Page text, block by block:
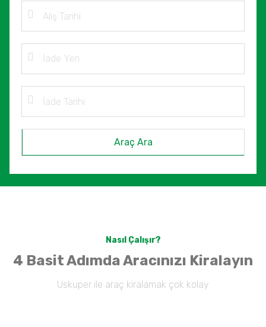
Araç Ara
Nasıl Çalışır?
4 Basit Adımda Aracınızı Kiralayın
Uskuper ile araç kiralamak çok kolay